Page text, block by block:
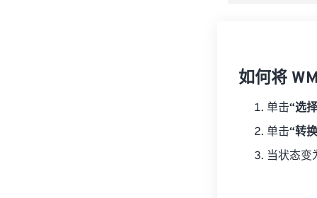
如何将
单击“选
单击“转
当状态变